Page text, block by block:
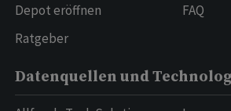
Depot eröffnen
Ratgeber
FAQ
Datenquellen und